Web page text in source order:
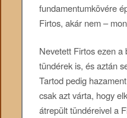
fundamentumkövére
Firtos, akár nem –
Nevetett Firtos ezen a
tündérek is, és aztán
Tartod pedig
csak azt várta, hogy
átrepült tündéreivel a